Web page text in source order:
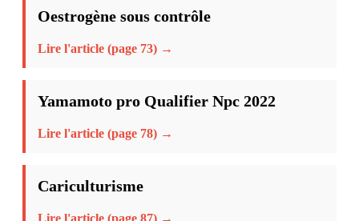
Oestrogène sous contrôle
Lire l'article (page 73) →
Yamamoto pro Qualifier Npc 2022
Lire l'article (page 78) →
Cariculturisme
Lire l'article (page 87) →